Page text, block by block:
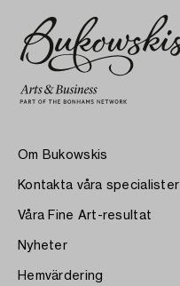
Om Bukowskis
Kontakta våra specialister
Våra Fine Art-resultat
Nyheter
Hemvärdering